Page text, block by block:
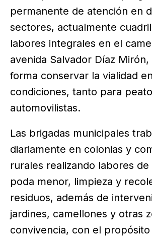
permanente de atención en
sectores, actualmente
labores integrales en el
avenida Salvador Díaz
forma conservar la vialidad
condiciones, tanto para
automovilistas.
Las brigadas municipales
diariamente en colonias y
rurales realizando labores de
poda menor, limpieza y
residuos, además de
jardines, camellones y otras
convivencia, con el